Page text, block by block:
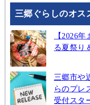
三郷ぐらしのオス
【2026
る夏祭り
三郷市や
らのプレ
受付スタ